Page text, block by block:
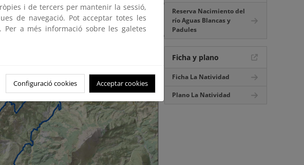
próximos entre sí dando origen al continuo
de excelente calidad y muy baja
engloban los manantiales de Fuente Alta,
último como el más emblemático del conjunto
Reserva Nacimiento del
río Aguas Blancas y
Padules
Ficha y plano
Ficha La Natividad
Plano La Natividad
i de tercers per mantenir la sessió,
de navegació. Pot acceptar totes les
a més informació sobre les galetes
Configuració cookies Acceptar cookies